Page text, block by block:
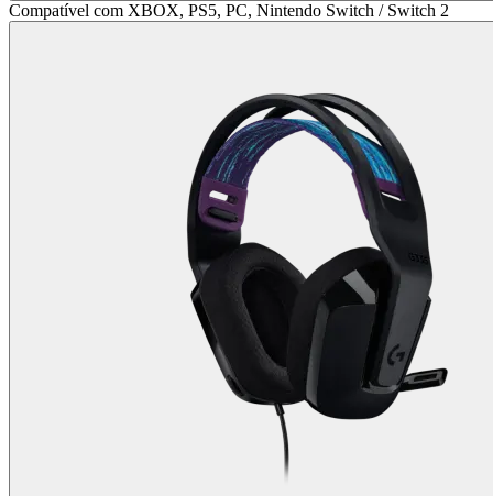
Compatível com XBOX, PS5, PC, Nintendo Switch / Switch 2